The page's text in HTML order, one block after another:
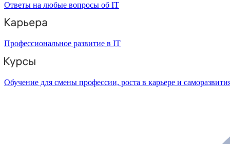
Ответы на любые вопросы об IT
Профессиональное развитие в IT
Обучение для смены профессии, роста в карьере и